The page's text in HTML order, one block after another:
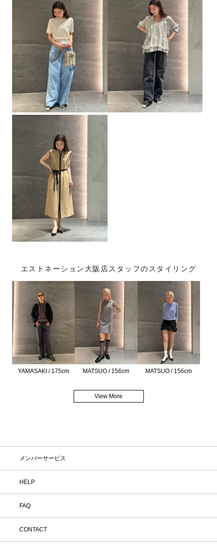
エストネーション大阪店スタッフのスタイリング
YAMASAKI / 175cm MATSUO / 156cm MATSUO / 156cm
View More
メンバーサービス
HELP
FAQ
CONTACT